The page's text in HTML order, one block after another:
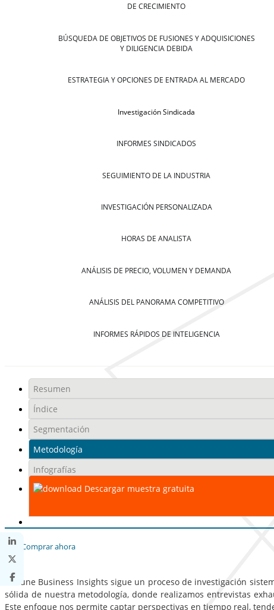
DE CRECIMIENTO
BÚSQUEDA DE OBJETIVOS DE FUSIONES Y ADQUISICIONES
Y DILIGENCIA DEBIDA
ESTRATEGIA Y OPCIONES DE ENTRADA AL MERCADO
Investigación Sindicada
INFORMES SINDICADOS
SEGUIMIENTO DE LA INDUSTRIA
INVESTIGACIÓN PERSONALIZADA
HORAS DE ANALISTA
ANÁLISIS DE PRECIO, VOLUMEN Y DEMANDA
ANÁLISIS DEL PANORAMA COMPETITIVO
INFORMES RÁPIDOS DE INTELIGENCIA
Resumen
Índice
Segmentación
Metodología
Infografías
Descargar muestra gratuita
Comprar ahora
Fortune Business Insights sigue un proceso de investigación
sólida de nuestra metodología, donde realizamos entrevistas
Este enfoque nos permite captar perspectivas en tiempo real,